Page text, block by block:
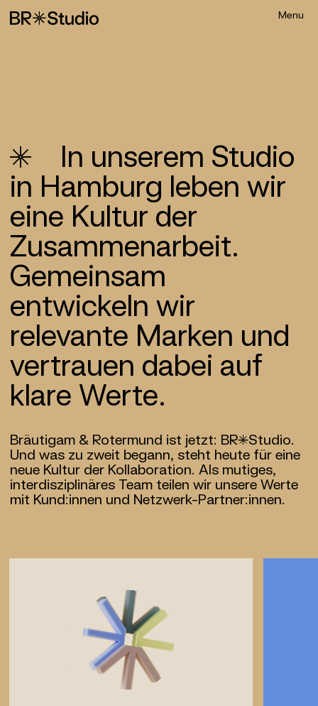
In unserem Studio
in Hamburg leben wir
eine Kultur der
Zusammen­arbeit.
Gemeinsam
entwickeln wir
relevante Marken und
vertrauen dabei auf
klare Werte.
Bräutigam & Rotermund ist jetzt: BR*Studio.
Und was zu zweit begann, steht heute für eine
neue Kultur der Kollaboration. Als mutiges,
interdiszi­plinäres Team teilen wir unsere Werte
mit Kund:innen und Netzwerk-Partner:innen.